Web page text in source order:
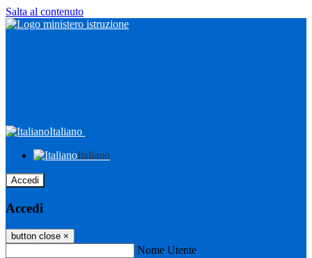
Salta al contenuto
Italiano
Italiano
Accedi
Accedi
button close ×
Nome Utente